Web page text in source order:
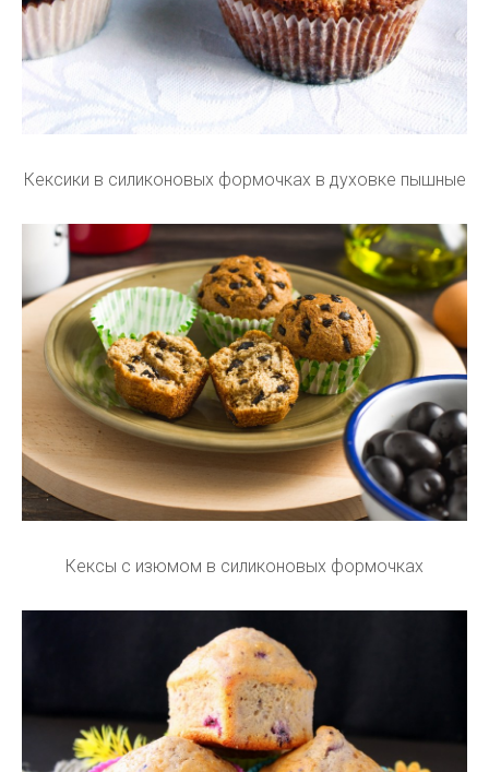
Кексики в силиконовых формочках в духовке пышные
Кексы с изюмом в силиконовых формочках